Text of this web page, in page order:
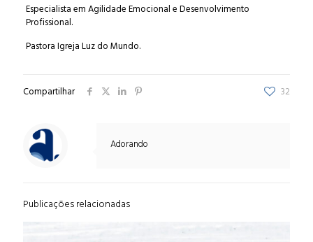
Especialista em Agilidade Emocional e Desenvolvimento
Profissional.
Pastora Igreja Luz do Mundo.
Compartilhar 32
Adorando
Publicações relacionadas